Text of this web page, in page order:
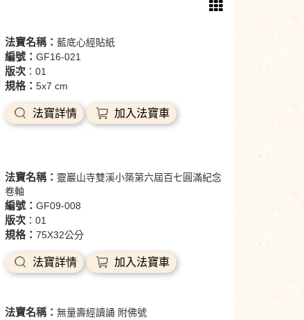
法寶名稱： 藍底心經貼紙
編號： GF16-021
版次 ：01
規格： 5x7 cm
法寶詳情 加入法寶車
法寶名稱： 靈巖山寺雙溪小築第六屆百七圓滿紀念
卷軸
編號： GF09-008
版次 ：01
規格： 75X32公分
法寶詳情 加入法寶車
法寶名稱： 無量壽經讀誦 附佛號